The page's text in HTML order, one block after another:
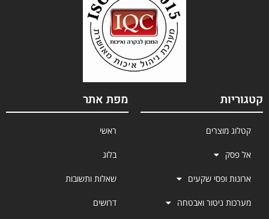
קטגוריות
קטלוג מוצרים
אל פסק
ארונות ופסי שקעים
מערכות ניטור ואבטחה
מפת אתר
ראשי
בלוג
שאלות ותשובות
דרושים